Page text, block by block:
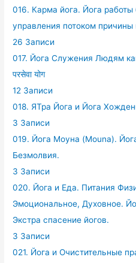
016. Карма йога. Йога работы
управления потоком причины
26 Записи
017. Йога Служения Людям
परसेवा योग
12 Записи
018. ЯТра Йога и Йога
3 Записи
019. Йога Моуна (Mouna).
Безмолвия.
3 Записи
020. Йога и Еда. Питания
Эмоциональное, Духовное.
Экстра спасение йогов.
3 Записи
021. Йога и Очистительные